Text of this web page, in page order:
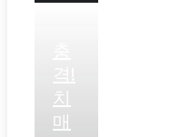
치
매